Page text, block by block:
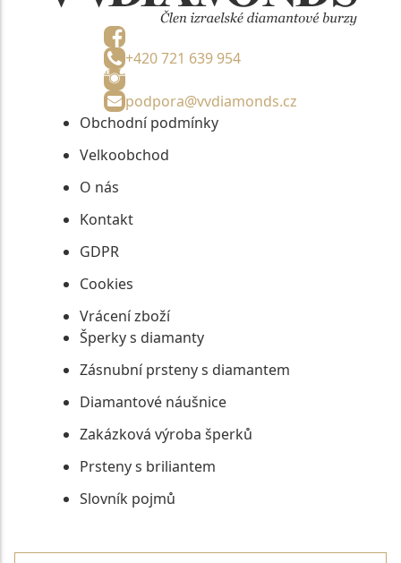
+420 721 639 954
podpora@vvdiamonds.cz
Obchodní podmínky
Velkoobchod
O nás
Kontakt
GDPR
Cookies
Vrácení zboží
Šperky s diamanty
Zásnubní prsteny s diamantem
Diamantové náušnice
Zakázková výroba šperků
Prsteny s briliantem
Slovník pojmů